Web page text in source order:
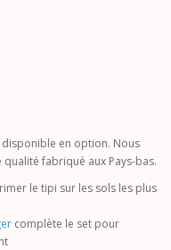
en option. Nous
fabriqué aux Pays-bas.
le tipi sur les sols les plus
complète le set pour